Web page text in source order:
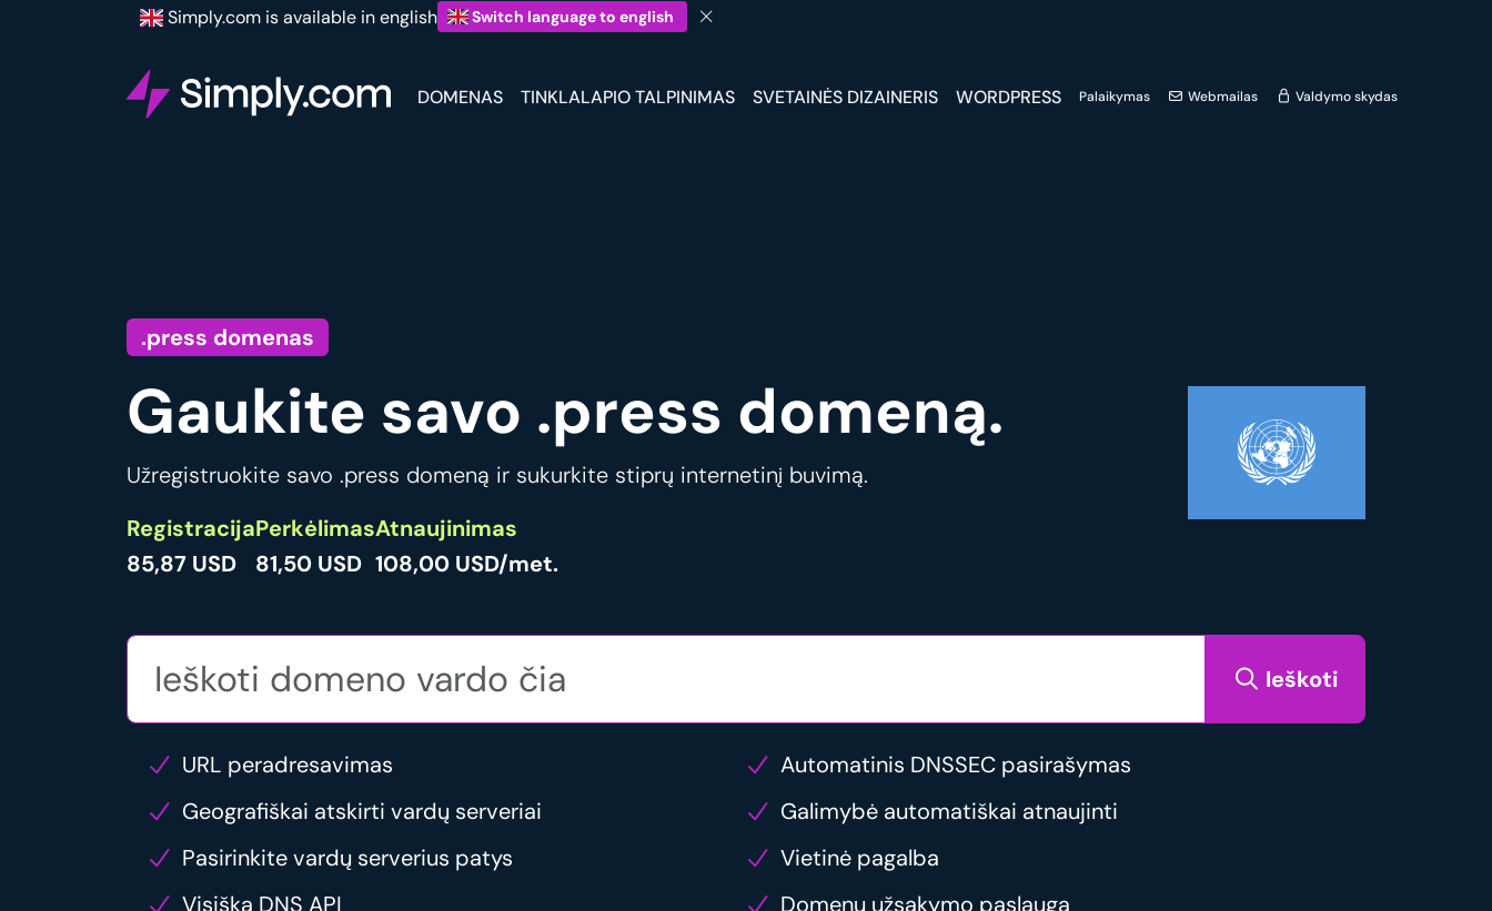
Simply.com is available in english Switch language to english
DOMENAS TINKLALAPIO TALPINIMAS SVETAINĖS DIZAINERIS WORDPRESS Palaikymas Webmailas Valdymo skydas
.press domenas
Gaukite savo .press domeną.
Užregistruokite savo .press domeną ir sukurkite stiprų internetinį buvimą.
Registracija
85,87 USD
Perkėlimas
81,50 USD
Atnaujinimas
108,00 USD/met.
Ieškoti
URL peradresavimas
Automatinis DNSSEC pasirašymas
Geografiškai atskirti vardų serveriai
Galimybė automatiškai atnaujinti
Pasirinkite vardų serverius patys
Vietinė pagalba
Visiška DNS API
Domenų užsakymo paslauga